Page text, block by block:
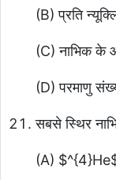
(B) प्रति
(C) नाभिक के
(D) परमाणु
सबसे स्थिर
(A)